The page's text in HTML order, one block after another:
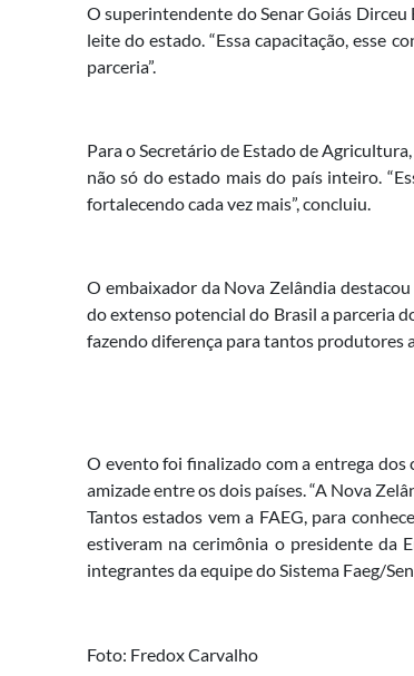
O superintendente do Senar Goiás
leite do estado. “Essa capacitação, esse
parceria”.
Para o Secretário de Estado de
não só do estado mais do país inteiro.
fortalecendo cada vez mais”, concluiu.
O embaixador da Nova Zelândia
do extenso potencial do Brasil a parceria
fazendo diferença para tantos produtores
O evento foi finalizado com a entrega dos
amizade entre os dois países. “A Nova
Tantos estados vem a FAEG, para
estiveram na cerimônia o presidente da
integrantes da equipe do Sistema Faeg/
Foto: Fredox Carvalho